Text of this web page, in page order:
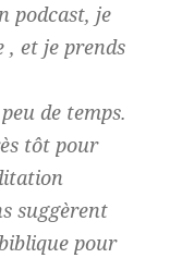
podcast, je
, et je prends
de temps.
tôt pour
suggèrent
pour